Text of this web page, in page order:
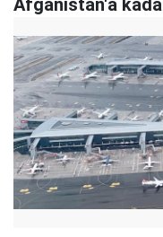
Afganistan'a